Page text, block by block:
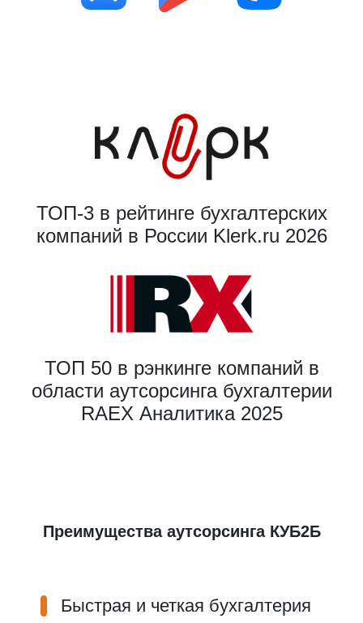
ТОП-3 в рейтинге бухгалтерских
компаний в России Klerk.ru 2026
ТОП 50 в рэнкинге компаний в
области аутсорсинга бухгалтерии
RAEX Аналитика 2025
Преимущества аутсорсинга КУБ2Б
Быстрая и четкая бухгалтерия